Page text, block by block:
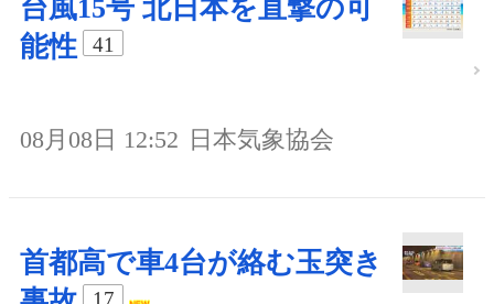
台風15号 北日本を直撃の可
能性
41
08月08日 12:52 日本気象協会
首都高で車4台が絡む玉突き
17